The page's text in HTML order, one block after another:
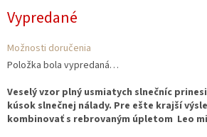
cena:
Vypredané
Možnosti doručenia
Položka bola vypredaná…
Veselý vzor plný usmiatych slnečníc
kúsok slnečnej nálady. Pre ešte krajší
kombinovať s rebrovaným úpletom Leo